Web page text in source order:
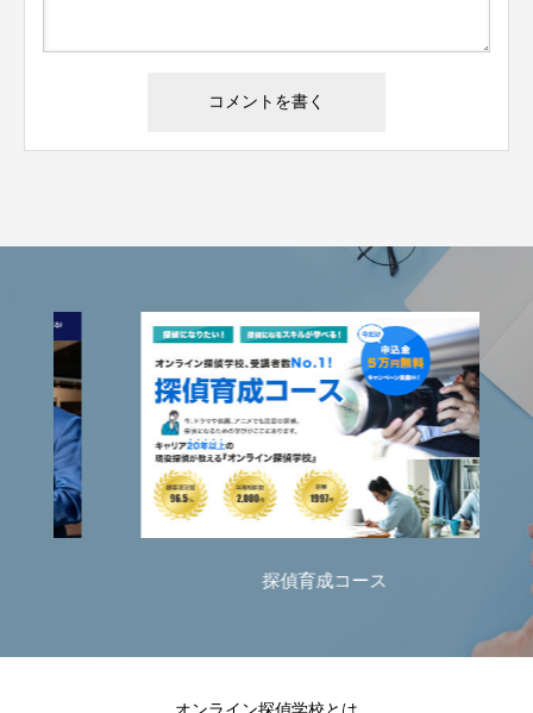
探偵育成コース